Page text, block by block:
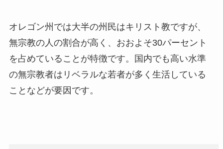
オレゴン州では大半の州民はキリスト教ですが、
無宗教の人の割合が高く、おおよそ30パーセント
を占めていることが特徴です。国内でも高い水準
の無宗教者はリベラルな若者が多く生活している
ことなどが要因です。